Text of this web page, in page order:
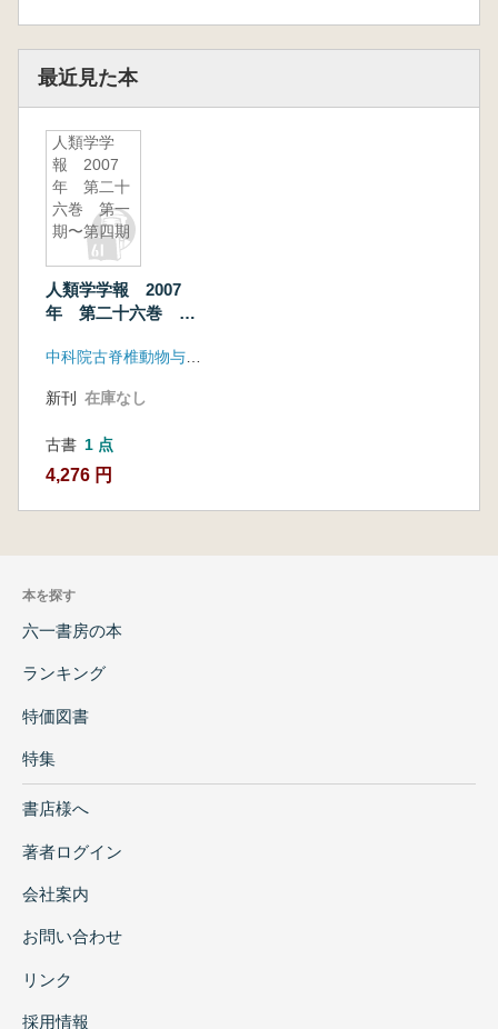
最近見た本
人類学学
報 2007
年 第二十
六巻 第一
期〜第四期
人類学学報 2007
年 第二十六巻 第
中科院古脊椎動物与古人類研究所
新刊 在庫なし
古書 1 点
4,276 円
本を探す
六一書房の本
ランキング
特価図書
特集
書店様へ
著者ログイン
会社案内
お問い合わせ
リンク
採用情報